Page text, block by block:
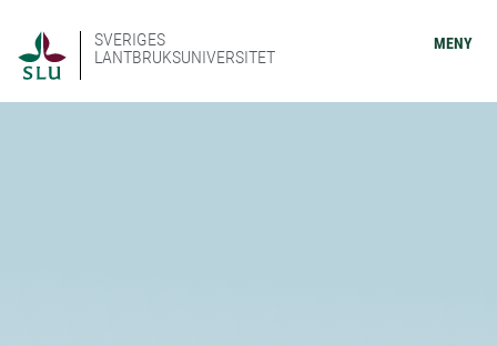
SVERIGES
LANTBRUKSUNIVERSITET
MENY